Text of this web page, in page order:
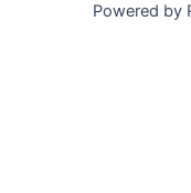
Powered by